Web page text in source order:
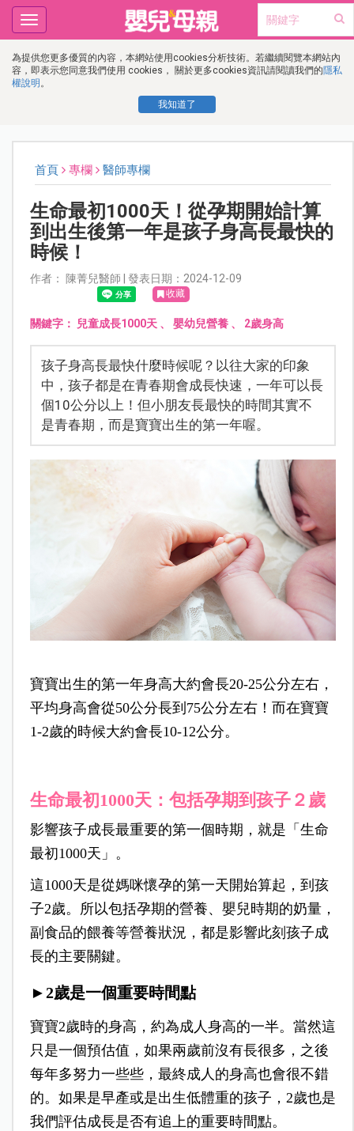
為提供您更多優質的內容，本網站使用cookies分析技術。若繼續閱覽本網站內
容，即表示您同意我們使用 cookies， 關於更多cookies資訊請閱讀我們的隱私
權說明 。
我知道了
Toggle
navigation
首頁 專欄 醫師專欄
生命最初1000天！從孕期開始計算
到出生後第一年是孩子身高長最快的
時候！
作者： 陳菁兒醫師 | 發表日期：2024-12-09
收藏
關鍵字： 兒童成長1000天、 嬰幼兒營養、 2歲身高
孩子身高長最快什麼時候呢？以往大家的印象
中，孩子都是在青春期會成長快速，一年可以長
個10公分以上！但小朋友長最快的時間其實不
是青春期，而是寶寶出生的第一年喔。
寶寶出生的第一年身高大約會長20-25公分左右，
平均身高會從50公分長到75公分左右！而在寶寶
1-2歲的時候大約會長10-12公分。
生命最初1000天：包括孕期到孩子２歲
影響孩子成長最重要的第一個時期，就是「生命
最初1000天」。
這1000天是從媽咪懷孕的第一天開始算起，到孩
子2歲。 所以包括孕期的營養、嬰兒時期的奶量，
副食品的餵養等營養狀況，都是影響此刻孩子成
長的主要關鍵。
►2歲是一個重要時間點
寶寶2歲時的身高，約為成人身高的一半。 當然這
只是一個預估值，如果兩歲前沒有長很多，之後
每年多努力一些些，最終成人的身高也會很不錯
的。 如果是早產或是出生低體重的孩子，2歲也是
我們評估成長是否有追上的重要時間點。